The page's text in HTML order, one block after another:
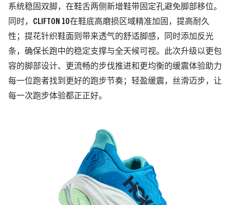
系统稳固双脚，在鞋舌两侧新增鞋带固定孔避免脚部移位。
同时，CLIFTON 10在鞋底高磨损区域精准加固，提高耐久
性；提花针织鞋面则带来透气的舒适脚感，同时添加反光
条，确保长跑中的稳定支撑与全天候可视。此次升级以更包
容的脚部设计、更流畅的步伐推进和更均衡的缓震体验助力
每一位跑者找到更好的跑步节奏；轻盈缓震，丝滑迈步，让
每一次跑步体验都正正好。